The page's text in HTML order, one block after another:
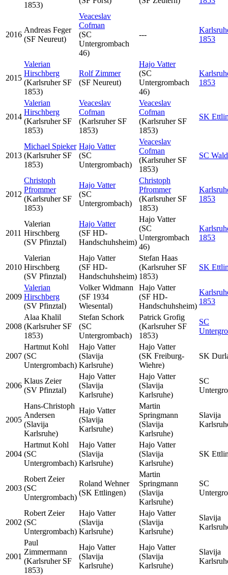
1853)
2016
Andreas Feger
(SF Neureut)
Veaceslav
Cofman
(SC
Untergrombach
46)
---
1853
2015
Valerian
Hirschberg
(Karlsruher SF
1853)
Rolf Zimmer
(SF Neureut)
Hajo Vatter
(SC
Untergrombach
46)
1853
2014
Valerian
Hirschberg
(Karlsruher SF
1853)
Veaceslav
Cofman
(Karlsruher SF
1853)
Veaceslav
Cofman
(Karlsruher SF
1853)
SK
2013
Michael Spieker
(Karlsruher SF
1853)
Hajo Vatter
(SC
Untergrombach)
Veaceslav
Cofman
(Karlsruher SF
1853)
SC
2012
Christoph
Pfrommer
(Karlsruher SF
1853)
Hajo Vatter
(SC
Untergrombach)
Christoph
Pfrommer
(Karlsruher SF
1853)
1853
2011
Valerian
Hirschberg
(SV Pfinztal)
Hajo Vatter
(SF HD-
Handschuhsheim)
Hajo Vatter
(SC
Untergrombach
46)
1853
2010
Valerian
Hirschberg
(SV Pfinztal)
Hajo Vatter
(SF HD-
Handschuhsheim)
Stefan Haas
(Karlsruher SF
1853)
SK
2009
Valerian
Hirschberg
(SV Pfinztal)
Volker Widmann
(SF 1934
Wiesental)
Hajo Vatter
(SF HD-
Handschuhsheim)
1853
2008
Alaa Khalil
(Karlsruher SF
1853)
Stefan Schork
(SC
Untergrombach)
Patrick Grofig
(Karlsruher SF
1853)
SC
2007
Hartmut Kohl
(SC
Untergrombach)
Hajo Vatter
(Slavija
Karlsruhe)
Hajo Vatter
(SK Freiburg-
Wiehre)
SK
2006
Klaus Zeier
(SV Pfinztal)
Hajo Vatter
(Slavija
Karlsruhe)
Hajo Vatter
(Slavija
Karlsruhe)
SC
2005
Hans-Christoph
Andersen
(Slavija
Karlsruhe)
Hajo Vatter
(Slavija
Karlsruhe)
Martin
Springmann
(Slavija
Karlsruhe)
Slavija
2004
Hartmut Kohl
(SC
Untergrombach)
Hajo Vatter
(Slavija
Karlsruhe)
Hajo Vatter
(Slavija
Karlsruhe)
SK
2003
Robert Zeier
(SC
Untergrombach)
Roland Wehner
(SK Ettlingen)
Martin
Springmann
(Slavija
Karlsruhe)
SC
2002
Robert Zeier
(SC
Untergrombach)
Hajo Vatter
(Slavija
Karlsruhe)
Hajo Vatter
(Slavija
Karlsruhe)
Slavija
2001
Paul
Zimmermann
(Karlsruher SF
1853)
Hajo Vatter
(Slavija
Karlsruhe)
Hajo Vatter
(Slavija
Karlsruhe)
Slavija